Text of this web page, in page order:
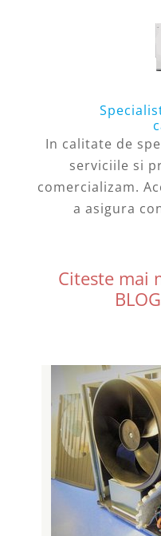
In calitate de
serviciile si
comercializam.
a asigura
Citeste mai